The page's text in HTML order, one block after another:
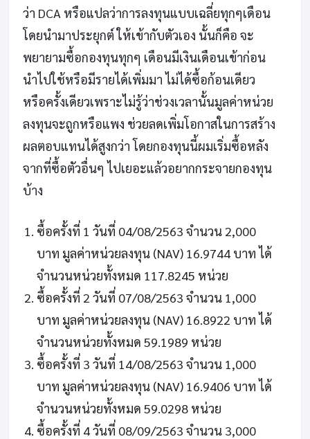
ว่า DCA หรือแปลว่าการลงทุนแบบเฉลี่ยทุกๆเดือน
โดยนำมาประยุกต์ ให้เข้ากับตัวเอง นั้นก็คือ จะ
พยายามซื้อกองทุนทุกๆ เดือนมีเงินเดือนเข้าก่อน
นำไปใช้หรือมีรายได้เพิ่มมา ไม่ได้ซื้อก้อนเดียว
หรือครั้งเดียวเพราะไม่รู้ว่าช่วงเวลานั้นมูลค่าหน่วย
ลงทุนจะถูกหรือแพง ช่วยลดเพิ่มโอกาสในการสร้าง
ผลตอบแทนได้สูงกว่า โดยกองทุนนี้ผมเริ่มซื้อหลัง
จากที่ซื้อตัวอื่นๆ ไปเยอะแล้วอยากกระจายกองทุน
บ้าง
ซื้อครั้งที่ 1 วันที่ 04/08/2563 จำนวน 2,000
บาท มูลค่าหน่วยลงทุน (NAV) 16.9744 บาท ได้
จำนวนหน่วยทั้งหมด 117.8245 หน่วย
ซื้อครั้งที่ 2 วันที่ 07/08/2563 จำนวน 1,000
บาท มูลค่าหน่วยลงทุน (NAV) 16.8922 บาท ได้
จำนวนหน่วยทั้งหมด 59.1989 หน่วย
ซื้อครั้งที่ 3 วันที่ 14/08/2563 จำนวน 1,000
บาท มูลค่าหน่วยลงทุน (NAV) 16.9406 บาท ได้
จำนวนหน่วยทั้งหมด 59.0298 หน่วย
ซื้อครั้งที่ 4 วันที่ 08/09/2563 จำนวน 3,000